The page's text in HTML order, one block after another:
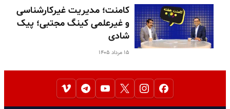
کامنت؛ مدیریت غیرکارشناسی
و غیرعلمی کینگ مجتبی؛ پیک
شادی
۱۵ مرداد ۱۴۰۵